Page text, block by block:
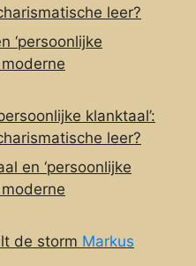
leer?
‘persoonlijke
klanktaal’:
leer?
en ‘persoonlijke
de storm Markus